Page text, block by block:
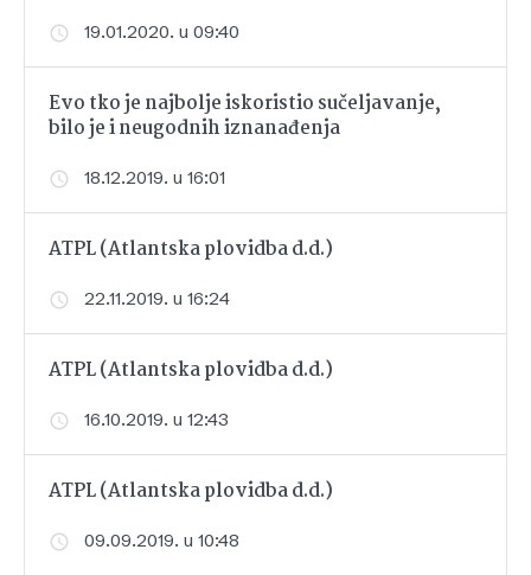
19.01.2020. u 09:40
Evo tko je najbolje iskoristio sučeljavanje,
bilo je i neugodnih iznanađenja
18.12.2019. u 16:01
ATPL (Atlantska plovidba d.d.)
22.11.2019. u 16:24
ATPL (Atlantska plovidba d.d.)
16.10.2019. u 12:43
ATPL (Atlantska plovidba d.d.)
09.09.2019. u 10:48